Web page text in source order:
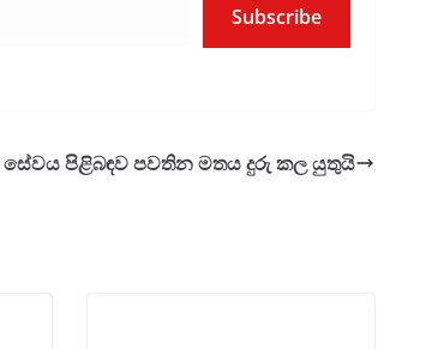
Subscribe
සේවය පිළිබඳව පවතින මතය දුරු කල යුතුයි